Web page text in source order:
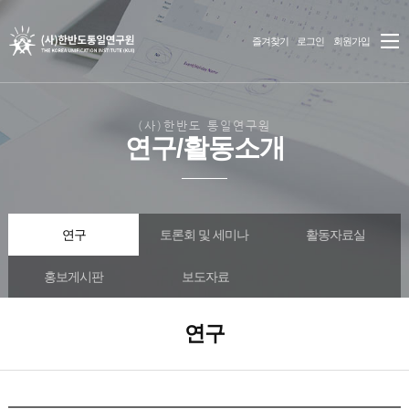
즐겨찾기 로그인 회원가입
(사)한반도 통일연구원
연구/활동소개
연구 토론회 및 세미나 활동자료실
홍보게시판 보도자료
연구